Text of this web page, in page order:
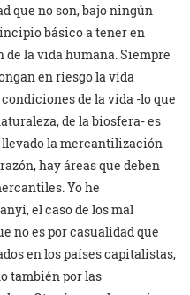
que no son, bajo ningún
básico a tener en
la vida humana. Siempre
en riesgo la vida
de la vida -lo que
de la biosfera- es
llevado la mercantilización
hay áreas que deben
Yo he
el caso de los mal
no es por casualidad que
en los países capitalistas,
también por las